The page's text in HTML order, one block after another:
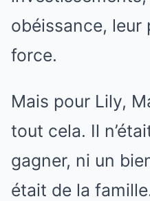
obéissance, leur
force.
Mais pour Lily,
tout cela. Il
gagner, ni un
était de la